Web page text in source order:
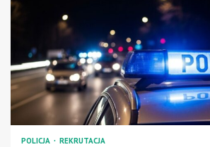
POLICJA REKRUTACJA